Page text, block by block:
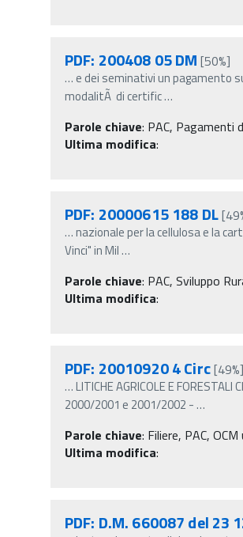
PDF: 200408 05 DM [50%]
… e dei seminativi un pagamento
modalitÃ di certific…
Parole chiave: PAC, Pagamenti
Ultima modifica:
PDF: 20000615 188 DL
…nazionale per la cellulosa e la
Vinci" in Mil…
Parole chiave: PAC, Sviluppo
Ultima modifica:
PDF: 20010920 4 Circ[49%]
…LITICHE AGRICOLE E
2000/2001 e 2001/2002 -…
Parole chiave: Filiere, PAC,
Ultima modifica:
PDF: D.M. 660087 del